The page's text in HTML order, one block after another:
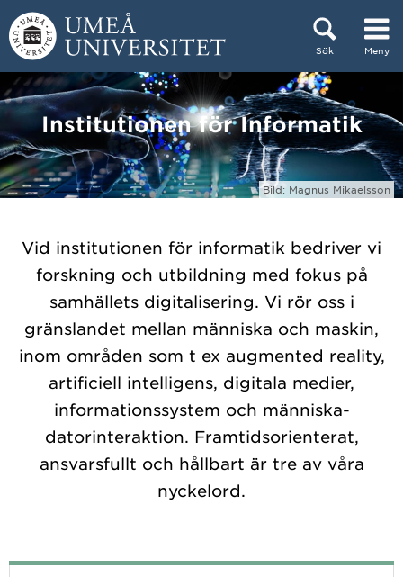
Hoppa direkt till innehållet
Sök Meny
Huvudmenyn dold.
Institutionen för Informatik
Bild: Magnus Mikaelsson
Vid institutionen för informatik bedriver vi
forskning och utbildning med fokus på
samhällets digitalisering. Vi rör oss i
gränslandet mellan människa och maskin,
inom områden som t ex augmented reality,
artificiell intelligens, digitala medier,
informationssystem och människa-
datorinteraktion. Framtidsorienterat,
ansvarsfullt och hållbart är tre av våra
nyckelord.